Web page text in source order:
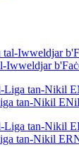
tan-Nikil
tan-Nikil